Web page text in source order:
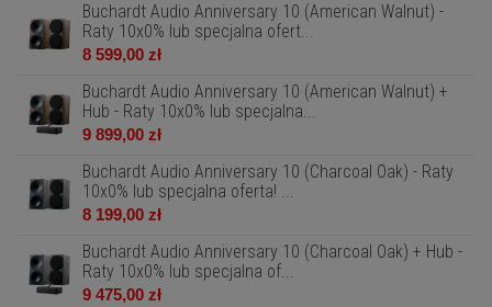
Buchardt Audio Anniversary 10 (American Walnut) -
Raty 10x0% lub specjalna ofert...
8 599,00 zł
Buchardt Audio Anniversary 10 (American Walnut) +
Hub - Raty 10x0% lub specjalna...
9 899,00 zł
Buchardt Audio Anniversary 10 (Charcoal Oak) - Raty
10x0% lub specjalna oferta! ...
8 199,00 zł
Buchardt Audio Anniversary 10 (Charcoal Oak) + Hub -
Raty 10x0% lub specjalna of...
9 475,00 zł